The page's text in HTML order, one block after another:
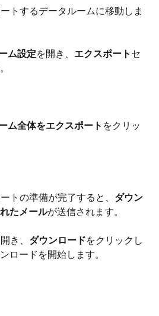
トするデータルームに移動しま
ム設定を開き、 エクスポートセ
ム全体をエクスポート をクリッ
トの準備が完了すると、 ダウン
たメールが送信されます。
き、 ダウンロードをクリックし
ロードを開始します。